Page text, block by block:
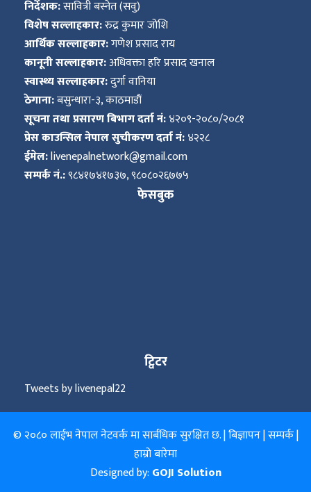
निर्देशक:सावित्री बस्नेत (सवु)
विशेष सल्लाहकार:रुद्र कुमार जोशि
आर्थिक सल्लाहकार:गणेश प्रसाद राय
कानूनी सल्लाहकार:अधिवक्ता हरि प्रसाद खनाल
स्वास्थ्य सल्लाहकार:दुर्गा वानिया
ठेगाना:बसुन्धारा-३, काठमाडौं
सूचना तथा प्रसारण बिभाग दर्ता नं:४२०९-२०८०/२०८१
प्रेस काउन्सिल नेपाल सुचीकरण दर्ता नं:४२२८
ईमेल:livenepalnetwork@gmail.com
सम्पर्क नं.:९८४१७४१७३७, ९८०८०२६७७५
फेसबुक
ट्विटर
Tweets by livenepal22
© २०८० लाईभ नेपाल नेटवर्क मा सार्बधिक सुरक्षित छ. |बिज्ञापन|सम्पर्क|
हाम्रो बारेमा
Designed by: GOJI Solution